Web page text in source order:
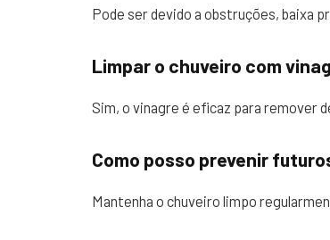
Pode ser devido a obstruções, baixa
Limpar o chuveiro com
Sim, o vinagre é eficaz para remover
Como posso prevenir
Mantenha o chuveiro limpo